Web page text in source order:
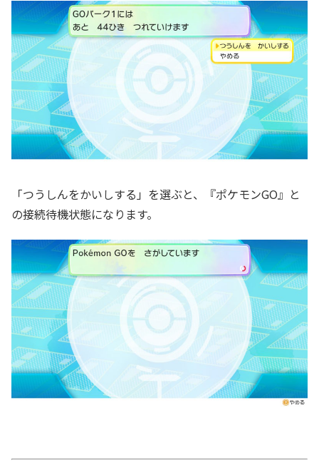
「つうしんをかいしする」を選ぶと、『ポケモンGO』と
の接続待機状態になります。